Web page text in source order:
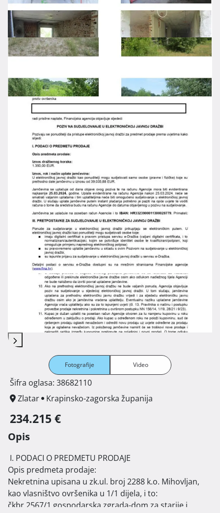
Fotografije Video
Šifra oglasa: 38682110
Zlatar
Krapinsko-zagorska županija
234.215 €
Opis
Opis predmeta prodaje:
Nekretnina upisana u zk.ul. broj 2288 k.o. Mihovljan,
kao vlasništvo ovršenika u 1/1 dijela, i to:
čkbr.2567/1 gospodarska zgrada-dom za starije i